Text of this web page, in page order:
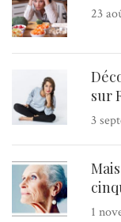
23
sur
3
1